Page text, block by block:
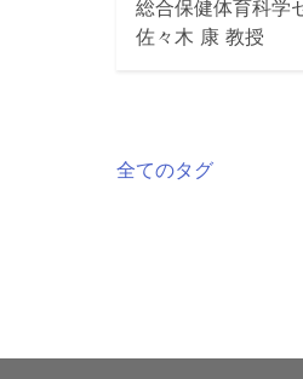
総合保健体育科学
佐々木 康 教授
全てのタグ